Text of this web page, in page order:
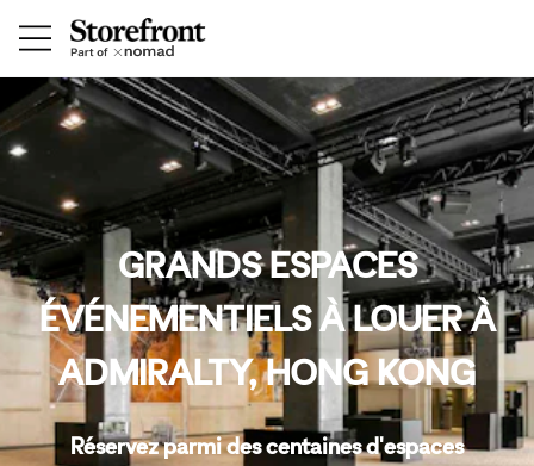
GRANDS ESPACES
ÉVÉNEMENTIELS À LOUER À
ADMIRALTY, HONG KONG
Réservez parmi des centaines d'espaces